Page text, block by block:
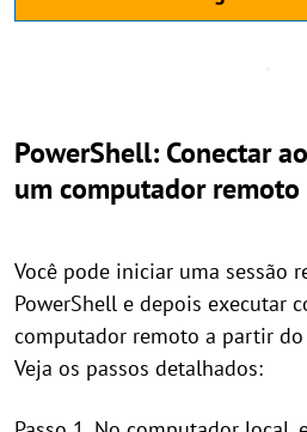
PowerShell: Conectar
um computador remoto
Você pode iniciar uma sessão
PowerShell e depois executar
computador remoto a partir
Veja os passos detalhados: